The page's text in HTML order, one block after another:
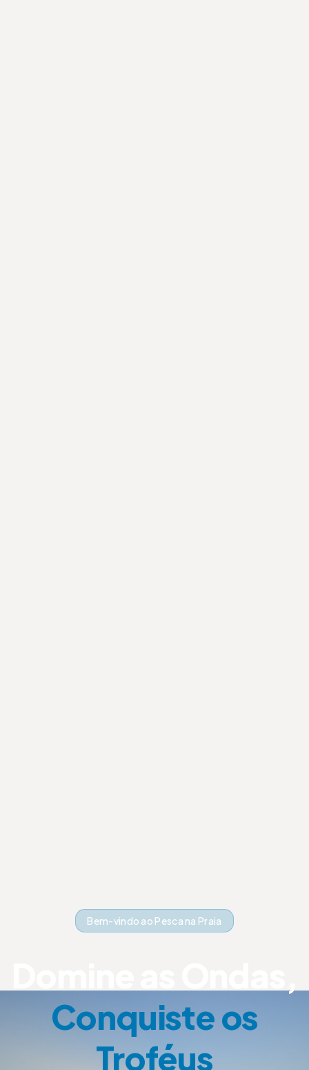
Bem-vindo ao Pesca na Praia
Conquiste os
Troféus